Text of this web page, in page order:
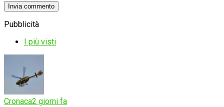
Pubblicità
I più visti
Cronaca2 giorni fa